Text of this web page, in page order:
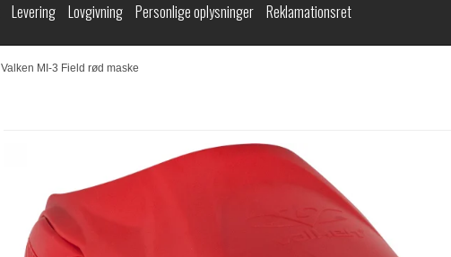
Levering Lovgivning Personlige oplysninger Reklamationsret
Valken MI-3 Field rød maske